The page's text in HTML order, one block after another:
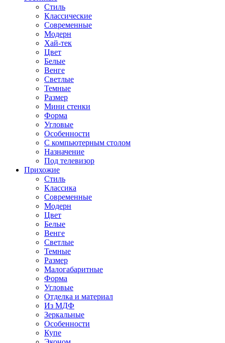
Стиль
Классические
Современные
Модерн
Хай-тек
Цвет
Белые
Венге
Светлые
Темные
Размер
Мини стенки
Форма
Угловые
Особенности
С компьютерным столом
Назначение
Под телевизор
Прихожие
Стиль
Классика
Современные
Модерн
Цвет
Белые
Венге
Светлые
Темные
Размер
Малогабаритные
Форма
Угловые
Отделка и материал
Из МДФ
Зеркальные
Особенности
Купе